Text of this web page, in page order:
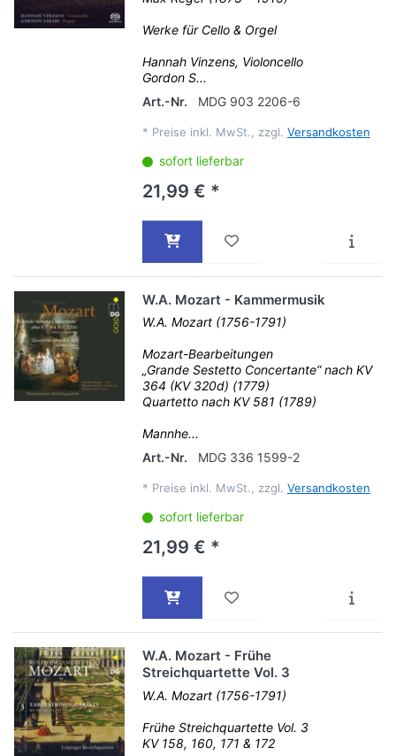
Werke für Cello & Orgel
Hannah Vinzens, Violoncello
Gordon S...
Art.-Nr.
MDG 903 2206-6
* Preise inkl. MwSt., zzgl. Versandkosten
sofort lieferbar
21,99 € *
W.A. Mozart - Kammermusik
W.A. Mozart (1756-1791)
Mozart-Bearbeitungen
„Grande Sestetto Concertante“ nach KV
364 (KV 320d) (1779)
Quartetto nach KV 581 (1789)
Mannhe...
Art.-Nr.
MDG 336 1599-2
* Preise inkl. MwSt., zzgl. Versandkosten
sofort lieferbar
21,99 € *
W.A. Mozart - Frühe
Streichquartette Vol. 3
W.A. Mozart (1756-1791)
Frühe Streichquartette Vol. 3
KV 158, 160, 171 & 172